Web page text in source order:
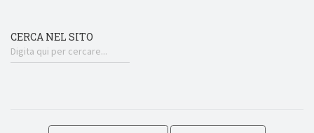
CERCA NEL SITO